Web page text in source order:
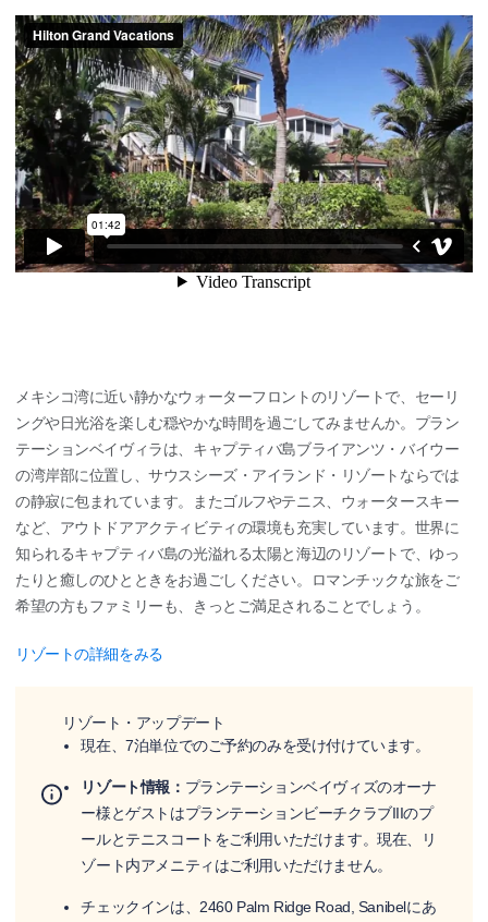
メキシコ湾に近い静かなウォーターフロントのリゾートで、セーリ
ングや日光浴を楽しむ穏やかな時間を過ごしてみませんか。プラン
テーションベイヴィラは、キャプティバ島ブライアンツ・バイウー
の湾岸部に位置し、サウスシーズ・アイランド・リゾートならでは
の静寂に包まれています。またゴルフやテニス、ウォータースキー
など、アウトドアアクティビティの環境も充実しています。世界に
知られるキャプティバ島の光溢れる太陽と海辺のリゾートで、ゆっ
たりと癒しのひとときをお過ごしください。ロマンチックな旅をご
希望の方もファミリーも、きっとご満足されることでしょう。
リゾートの詳細をみる
リゾート・アップデート
現在、7泊単位でのご予約のみを受け付けています。
リゾート情報： プランテーションベイヴィズのオーナ
ー様とゲストはプランテーションビーチクラブIIIのプ
ールとテニスコートをご利用いただけます。現在、リ
ゾート内アメニティはご利用いただけません。
チェックインは、2460 Palm Ridge Road, Sanibelにあ